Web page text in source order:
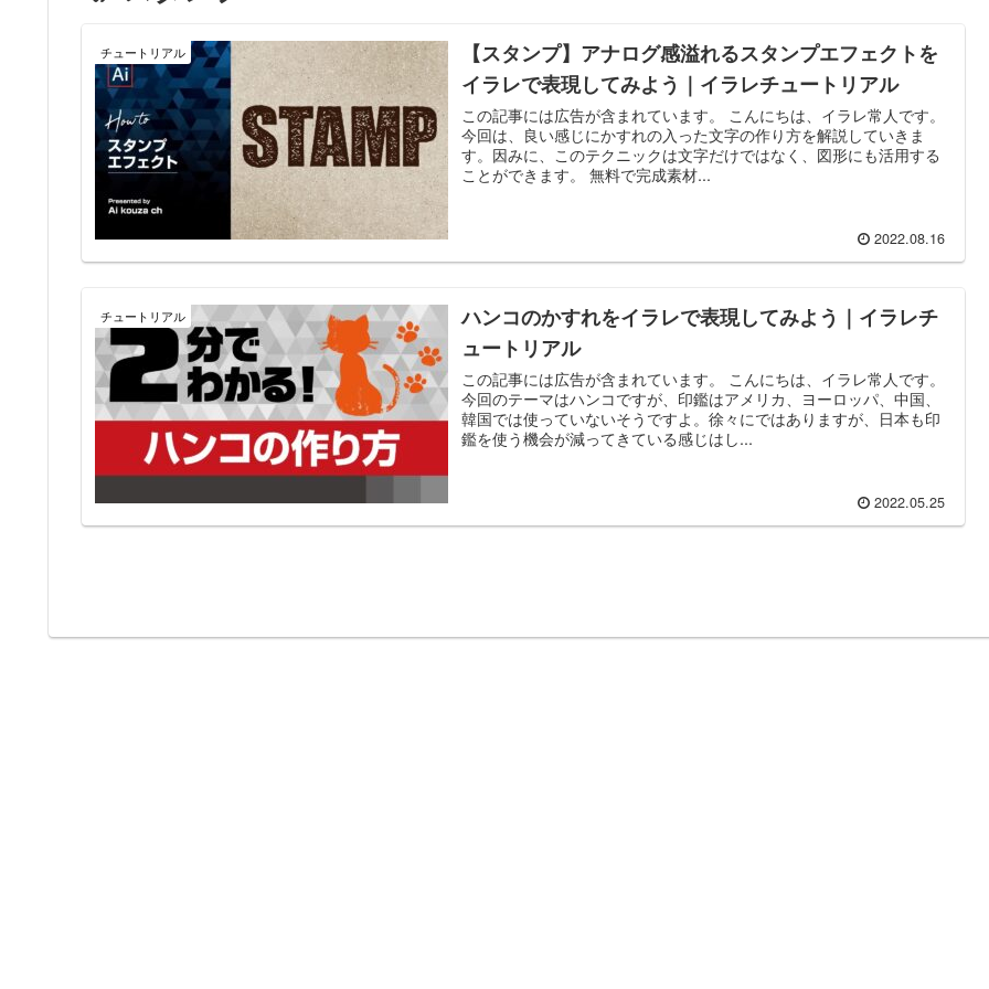
チュートリアル
【スタンプ】アナログ感溢れるスタンプエフェクトを
イラレで表現してみよう｜イラレチュートリアル
この記事には広告が含まれています。 こんにちは、イラレ常人です。
今回は、良い感じにかすれの入った文字の作り方を解説していきま
す。因みに、このテクニックは文字だけではなく、図形にも活用する
ことができます。 無料で完成素材...
2022.08.16
チュートリアル
ハンコのかすれをイラレで表現してみよう｜イラレチ
ュートリアル
この記事には広告が含まれています。 こんにちは、イラレ常人です。
今回のテーマはハンコですが、印鑑はアメリカ、ヨーロッパ、中国、
韓国では使っていないそうですよ。徐々にではありますが、日本も印
鑑を使う機会が減ってきている感じはし...
2022.05.25